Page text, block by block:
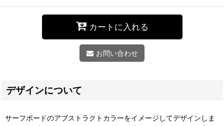
カートに入れる
お問い合わせ
デザインについて
サーフボードのアブストラクトカラーをイメージしてデザインしま